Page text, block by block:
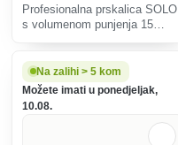
Profesionalna prskalica SOLO
s volumenom punjenja 15
Na zalihi > 5 kom
Možete imati u ponedjeljak,
10.08.